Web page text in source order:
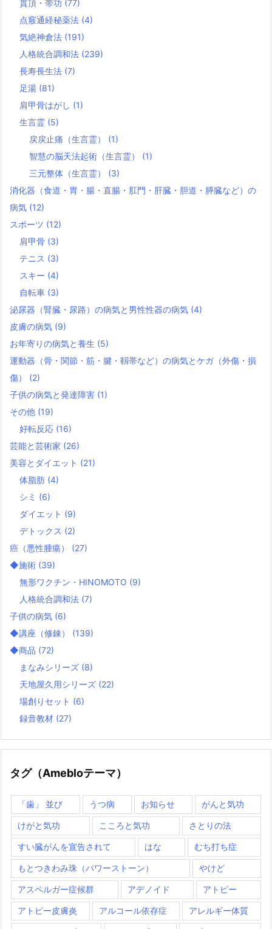
貫頂・帯功 (77)
点竅通経秘薬法 (4)
気絶神倉法 (191)
人格統合調和法 (239)
長寿長生法 (7)
足湯 (81)
肩甲骨はがし (1)
生言霊 (5)
戻戻止痛（生言霊） (1)
智慧の脳天法起術（生言霊） (1)
三元整体（生言霊） (3)
消化器（食道・胃・腸・直腸・肛門・肝臓・胆道・膵臓など）の
病気 (12)
スポーツ (12)
肩甲骨 (3)
テニス (3)
スキー (4)
自転車 (3)
泌尿器（腎臓・尿路）の病気と男性性器の病気 (4)
皮膚の病気 (9)
お年寄りの病気と養生 (5)
運動器（骨・関節・筋・腱・靱帯など）の病気とケガ（外傷・損
傷） (2)
子供の病気と発達障害 (1)
その他 (19)
好転反応 (16)
芸能と芸術家 (26)
美容とダイエット (21)
体脂肪 (4)
シミ (6)
ダイエット (9)
デトックス (2)
癌（悪性腫瘍） (27)
◆施術 (39)
無形ワクチン・HINOMOTO (9)
人格統合調和法 (7)
子供の病気 (6)
◆講座（修錬） (139)
◆商品 (72)
まなみシリーズ (8)
天地屋久用シリーズ (22)
場創りセット (6)
録音教材 (27)
タグ（Amebloテーマ）
「歯」 並び うつ病 お知らせ がんと気功
けがと気功 こころと気功 さとりの法
すい臓がんを宣告されて はな むち打ち症
もとつきわみ珠（パワーストーン） やけど
アスペルガー症候群 アデノイド アトピー
アトピー皮膚炎 アルコール依存症 アレルギー体質